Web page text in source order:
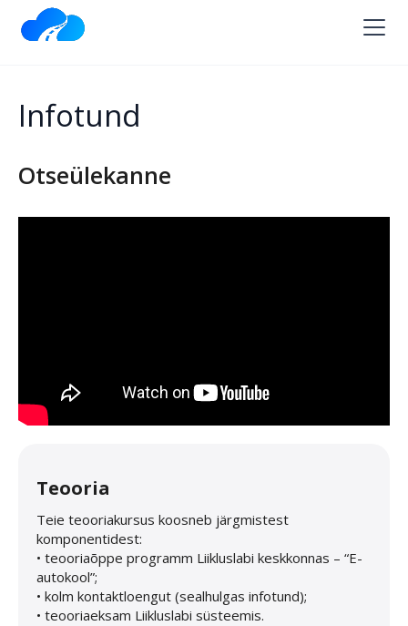
Infotund
Otseülekanne
Teooria
Teie teooriakursus koosneb järgmistest
komponentidest:
• teooriaõppe programm Liikluslabi keskkonnas – “E-
autokool”;
• kolm kontaktloengut (sealhulgas infotund);
• teooriaeksam Liikluslabi süsteemis.